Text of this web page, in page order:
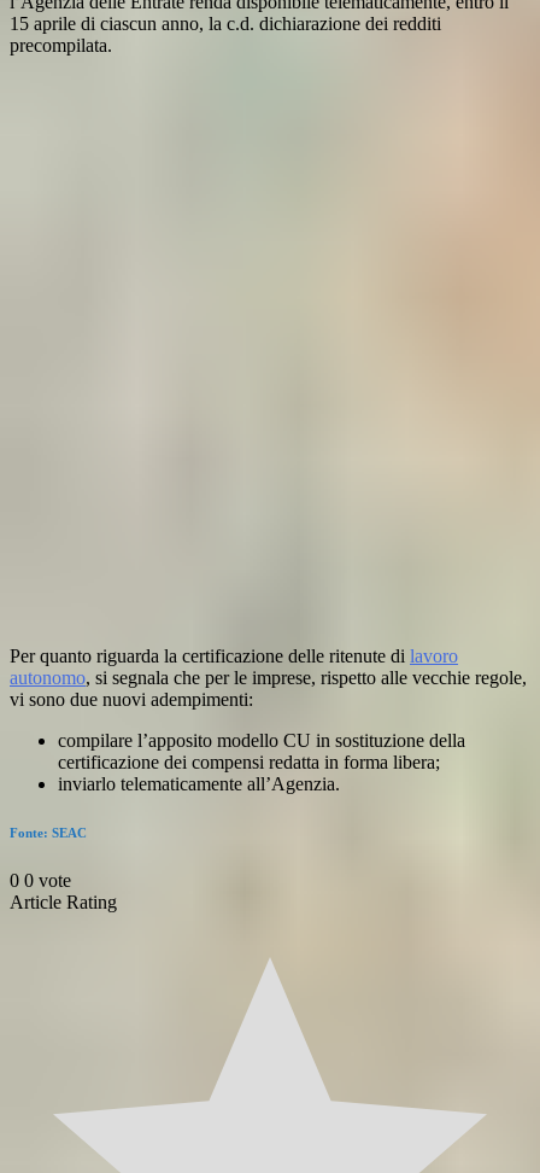
15 aprile di ciascun anno, la c.d. dichiarazione dei redditi
precompilata.
Per quanto riguarda la certificazione delle ritenute di lavoro
autonomo, si segnala che per le imprese, rispetto alle vecchie regole,
vi sono due nuovi adempimenti:
compilare l’apposito modello CU in sostituzione della
certificazione dei compensi redatta in forma libera;
inviarlo telematicamente all’Agenzia.
Fonte: SEAC
0 0 vote
Article Rating